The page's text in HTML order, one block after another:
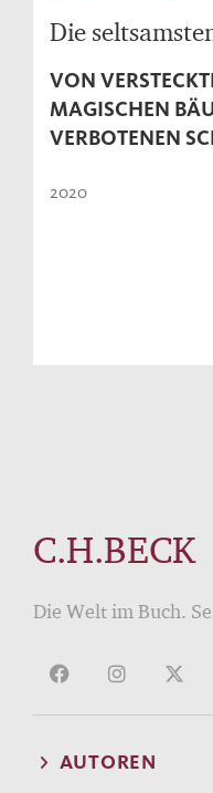
Die
VON
MAGISCHEN
VERBOTENEN
2020
C.H.BECK
Die Welt im Buch.
AUTOREN